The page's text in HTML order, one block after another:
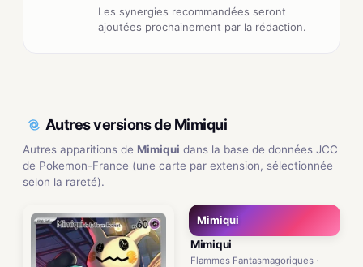
Les synergies recommandées seront
ajoutées prochainement par la rédaction.
Autres versions de Mimiqui
Autres apparitions de Mimiqui dans la base de données JCC
de Pokemon-France (une carte par extension, sélectionnée
selon la rareté).
Mimiqui
Mimiqui
Flammes Fantasmagoriques ·